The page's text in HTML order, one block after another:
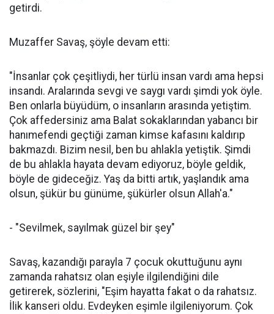
getirdi.
Muzaffer Savaş, şöyle devam etti:
"İnsanlar çok çeşitliydi, her türlü insan vardı ama hepsi
insandı. Aralarında sevgi ve saygı vardı şimdi yok öyle.
Ben onlarla büyüdüm, o insanların arasında yetiştim.
Çok affedersiniz ama Balat sokaklarından yabancı bir
hanımefendi geçtiği zaman kimse kafasını kaldırıp
bakmazdı. Bizim nesil, ben bu ahlakla yetiştik. Şimdi
de bu ahlakla hayata devam ediyoruz, böyle geldik,
böyle de gideceğiz. Yaş da bitti artık, yaşlandık ama
olsun, şükür bu günüme, şükürler olsun Allah'a."
- "Sevilmek, sayılmak güzel bir şey"
Savaş, kazandığı parayla 7 çocuk okuttuğunu aynı
zamanda rahatsız olan eşiyle ilgilendiğini dile
getirerek, sözlerini, "Eşim hayatta fakat o da rahatsız.
İlik kanseri oldu. Evdeyken eşimle ilgileniyorum. Çok